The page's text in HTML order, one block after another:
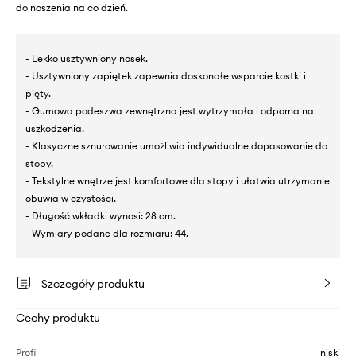
do noszenia na co dzień.
- Lekko usztywniony nosek.
- Usztywniony zapiętek zapewnia doskonałe wsparcie kostki i
pięty.
- Gumowa podeszwa zewnętrzna jest wytrzymała i odporna na
uszkodzenia.
- Klasyczne sznurowanie umożliwia indywidualne dopasowanie do
stopy.
- Tekstylne wnętrze jest komfortowe dla stopy i ułatwia utrzymanie
obuwia w czystości.
- Długość wkładki wynosi: 28 cm.
- Wymiary podane dla rozmiaru: 44.
Szczegóły produktu
Cechy produktu
Profil niski